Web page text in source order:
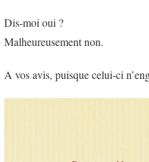
Dis-moi oui ?
Malheureusement non.
A vos avis, puisque celui-ci